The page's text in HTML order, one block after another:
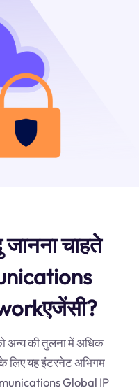
जानना चाहते
अन्य की तुलना में अधिक
लिए यह इंटरनेट अभिगम
Global IP